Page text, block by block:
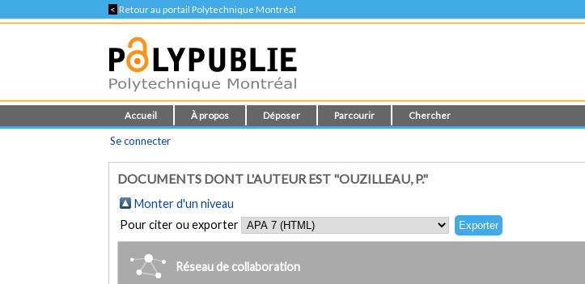
< Retour au portail Polytechnique Montréal
Accueil À propos Déposer Parcourir Chercher
Se connecter
DOCUMENTS DONT L'AUTEUR EST "OUZILLEAU, P."
Monter d'un niveau
Pour citer ou exporter
Réseau de collaboration